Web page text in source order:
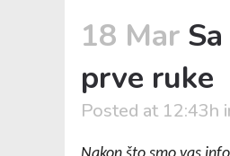
18 MarSa
prve ruke
Posted at 12:43h